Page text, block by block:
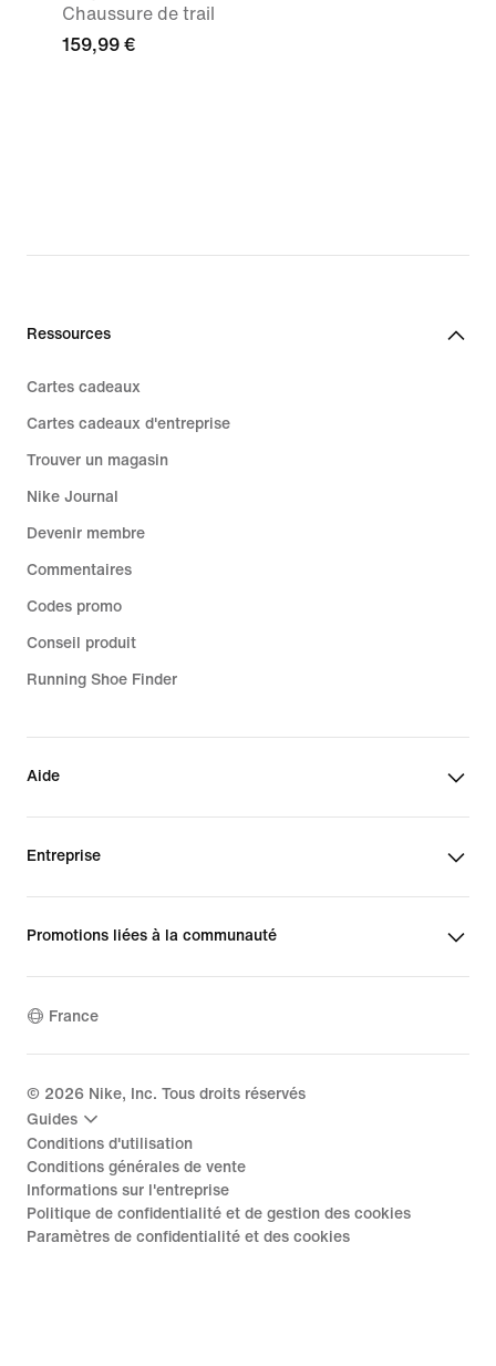
Chaussure de trail
159,99 €
Ressources
Cartes cadeaux
Cartes cadeaux d'entreprise
Trouver un magasin
Nike Journal
Devenir membre
Commentaires
Codes promo
Conseil produit
Running Shoe Finder
Aide
Entreprise
Promotions liées à la communauté
France
© 2026 Nike, Inc. Tous droits réservés
Guides
Conditions d'utilisation
Conditions générales de vente
Informations sur l'entreprise
Politique de confidentialité et de gestion des cookies
Paramètres de confidentialité et des cookies